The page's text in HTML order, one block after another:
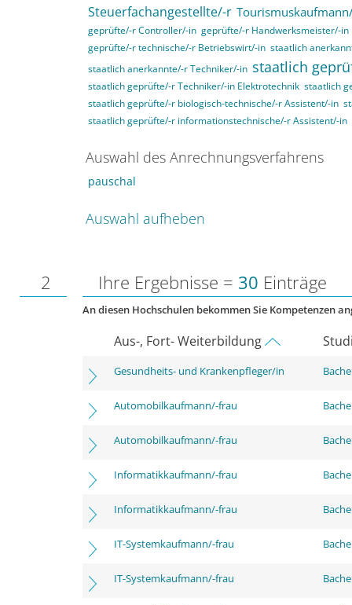
Steuerfachangestellte/-r
geprüfte/-r Controller/-in geprüfte/-r Handwerksmeister/-in
geprüfte/-r technische/-r Betriebswirt/-in staatlich
staatlich anerkannte/-r Techniker/-in staatlich
staatlich geprüfte/-r Techniker/-in Elektrotechnik staatlich
staatlich geprüfte/-r biologisch-technische/-r Assistent/-in
staatlich geprüfte/-r informationstechnische/-r Assistent/-in
Auswahl des Anrechnungsverfahrens
pauschal
Auswahl aufheben
2 Ihre Ergebnisse = 30 Einträge
An diesen Hochschulen bekommen Sie Kompetenzen
Aus-, Fort- Weiterbildung
Gesundheits- und Krankenpfleger/in
Automobilkaufmann/-frau
Automobilkaufmann/-frau
Informatikkaufmann/-frau
Informatikkaufmann/-frau
IT-Systemkaufmann/-frau
IT-Systemkaufmann/-frau